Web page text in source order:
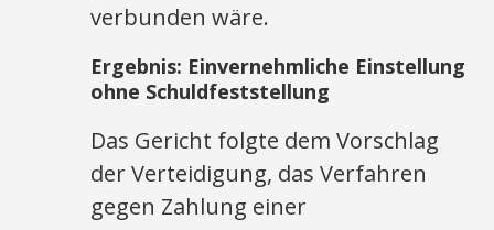
verbunden wäre.
Ergebnis: Einvernehmliche Einstellung
ohne Schuldfeststellung
Das Gericht folgte dem Vorschlag
der Verteidigung, das Verfahren
gegen Zahlung einer